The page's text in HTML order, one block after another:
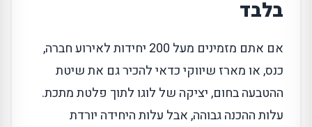
בלבד
אם אתם מזמינים מעל 200 יחידות לאירוע חברה,
כנס, או מארז שיווקי כדאי להכיר גם את שיטת
ההטבעה בחום, יציקה של לוגו לתוך פלטת מתכת.
עלות ההכנה גבוהה, אבל עלות היחידה יורדת